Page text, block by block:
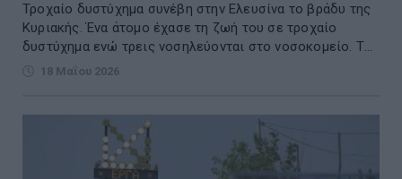
Τροχαίο δυστύχημα συνέβη στην Ελευσίνα το βράδυ της
Κυριακής. Ένα άτομο έχασε τη ζωή του σε τροχαίο
δυστύχημα ενώ τρεις νοσηλεύονται στο νοσοκομείο. Τ...
18 Μαΐου 2026